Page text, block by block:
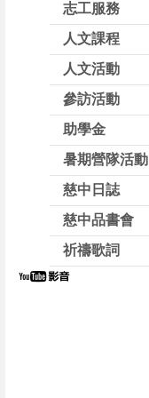
志工服務
人文課程
人文活動
參訪活動
助學金
暑期營隊活動
慈中日誌
慈中品書會
祈禱歌詞